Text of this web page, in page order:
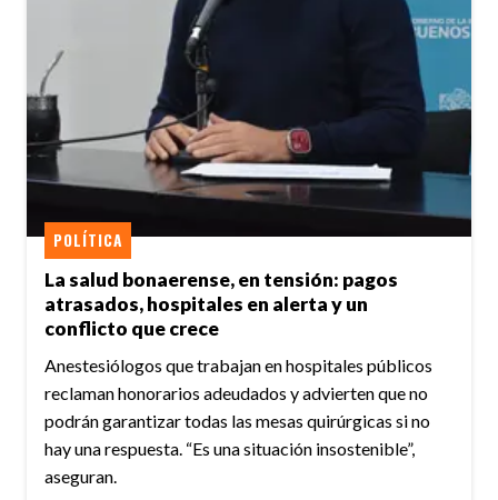
La salud bonaerense, en tensión: pagos
atrasados, hospitales en alerta y un
conflicto que crece
POLÍTICA
Anestesiólogos que trabajan en hospitales públicos
reclaman honorarios adeudados y advierten que no
podrán garantizar todas las mesas quirúrgicas si no
hay una respuesta. “Es una situación insostenible”,
aseguran.